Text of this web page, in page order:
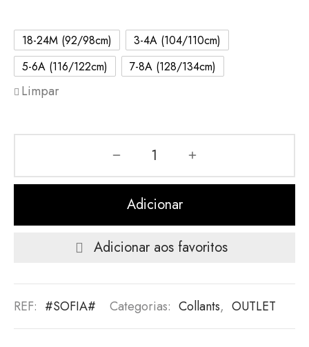
18-24M (92/98cm)
3-4A (104/110cm)
5-6A (116/122cm)
7-8A (128/134cm)
Limpar
Adicionar
Adicionar aos favoritos
REF: #SOFIA# Categorias: Collants, OUTLET